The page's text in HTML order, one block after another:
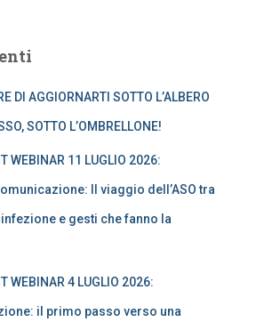
DI AGGIORNARTI SOTTO L’ALBERO
SOTTO L’OMBRELLONE!
WEBINAR 11 LUGLIO 2026:
Il viaggio dell’ASO tra
e gesti che fanno la
WEBINAR 4 LUGLIO 2026:
il primo passo verso una